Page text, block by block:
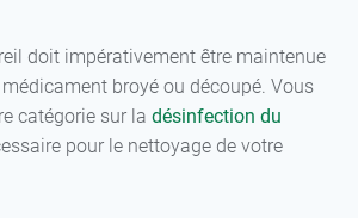
doit impérativement être maintenue
broyé ou découpé. Vous
catégorie sur la désinfection du
pour le nettoyage de votre